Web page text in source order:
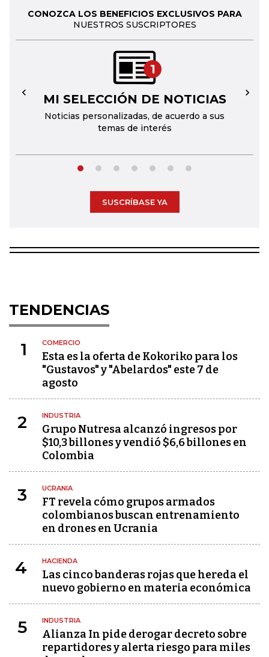
CONOZCA LOS BENEFICIOS EXCLUSIVOS PARA
NUESTROS SUSCRIPTORES
1
MI SELECCIÓN DE NOTICIAS
Noticias personalizadas, de acuerdo a sus
temas de interés
← →
SUSCRÍBASE YA
TENDENCIAS
1 COMERCIO
Esta es la oferta de Kokoriko para los
"Gustavos" y "Abelardos" este 7 de
agosto
2 INDUSTRIA
Grupo Nutresa alcanzó ingresos por
$10,3 billones y vendió $6,6 billones en
Colombia
3 UCRANIA
FT revela cómo grupos armados
colombianos buscan entrenamiento
en drones en Ucrania
4 HACIENDA
Las cinco banderas rojas que hereda el
nuevo gobierno en materia económica
5 INDUSTRIA
Alianza In pide derogar decreto sobre
repartidores y alerta riesgo para miles